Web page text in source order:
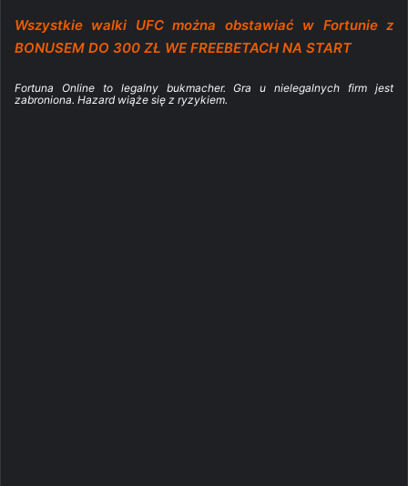
Wszystkie walki UFC można obstawiać w Fortunie z
BONUSEM DO 300 ZŁ WE FREEBETACH NA START
Fortuna Online to legalny bukmacher. Gra u nielegalnych firm jest
zabroniona. Hazard wiąże się z ryzykiem.